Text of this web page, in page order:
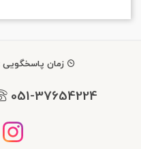
زمان پاسخگویی :
051-37654224